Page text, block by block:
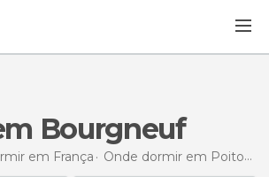
Bourgneuf
em França Onde dormir em Poitou-Charentes